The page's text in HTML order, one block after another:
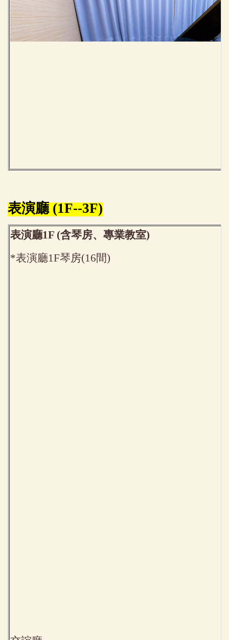
表演廳 (1F--3F)
表演廳1F (含琴房、專業教室)
*表演廳1F琴房(16間)